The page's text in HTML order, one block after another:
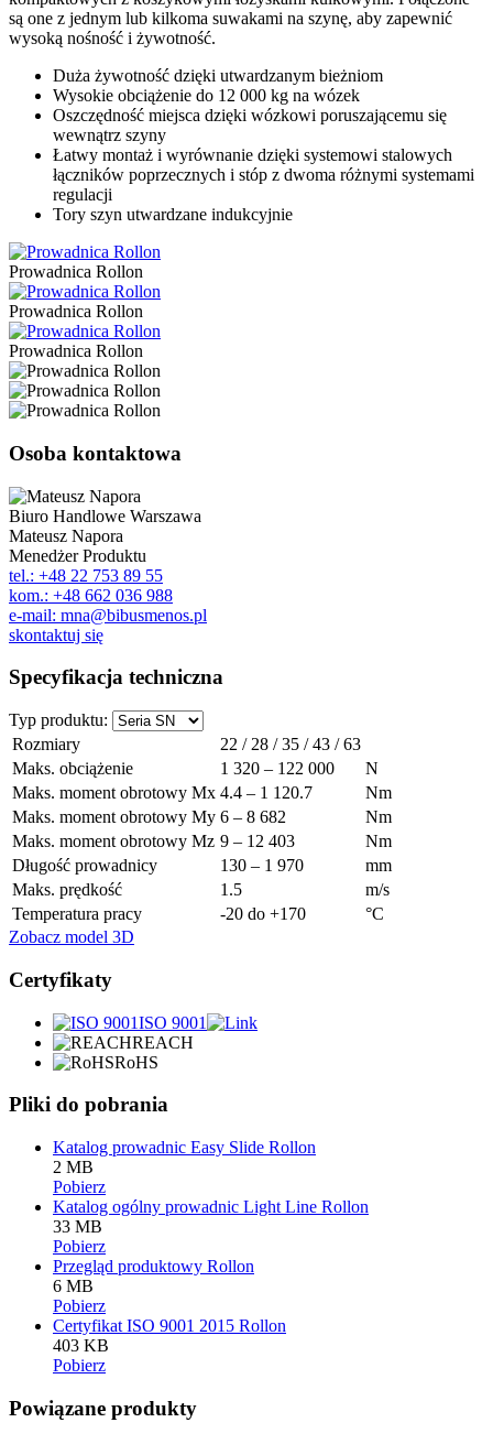
są one z jednym lub kilkoma suwakami na szynę, aby zapewnić
wysoką nośność i żywotność.
Duża żywotność dzięki utwardzanym bieżniom
Wysokie obciążenie do 12 000 kg na wózek
Oszczędność miejsca dzięki wózkowi poruszającemu się
wewnątrz szyny
Łatwy montaż i wyrównanie dzięki systemowi stalowych
łączników poprzecznych i stóp z dwoma różnymi systemami
regulacji
Tory szyn utwardzane indukcyjnie
Prowadnica Rollon
Prowadnica Rollon
Prowadnica Rollon
Osoba kontaktowa
Biuro Handlowe Warszawa
Mateusz Napora
Menedżer Produktu
tel.: +48 22 753 89 55
kom.: +48 662 036 988
e-mail: mna@bibusmenos.pl
skontaktuj się
Specyfikacja techniczna
Typ produktu:
Rozmiary
22 / 28 / 35 / 43 / 63
Maks. obciążenie
1 320 – 122 000
N
Maks. moment obrotowy Mx 4.4 – 1 120.7
Nm
Maks. moment obrotowy My 6 – 8 682
Nm
Maks. moment obrotowy Mz 9 – 12 403
Nm
Długość prowadnicy
130 – 1 970
mm
Maks. prędkość
1.5
m/s
Temperatura pracy
-20 do +170
°C
Zobacz model 3D
Certyfikaty
ISO 9001
REACH
RoHS
Pliki do pobrania
Katalog prowadnic Easy Slide Rollon
2 MB
Pobierz
Katalog ogólny prowadnic Light Line Rollon
33 MB
Pobierz
Przegląd produktowy Rollon
6 MB
Pobierz
Certyfikat ISO 9001 2015 Rollon
403 KB
Pobierz
Powiązane produkty